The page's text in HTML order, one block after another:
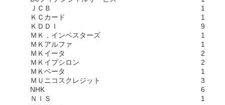
ＪＣＢ
1
ＫＣカード
1
ＫＤＤＩ
9
ＭＫ．インベスターズ
1
ＭＫアルファ
1
ＭＫイータ
2
ＭＫイプシロン
2
ＭＫベータ
1
ＭＵニコスクレジット
3
NHK
6
ＮＩＳ
1